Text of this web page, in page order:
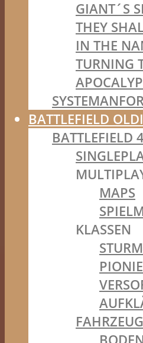
GIANT´S
THEY
IN THE
TURNING
BATTLEFIELD
BATTLEFIELD 4
MAPS
KLASSEN